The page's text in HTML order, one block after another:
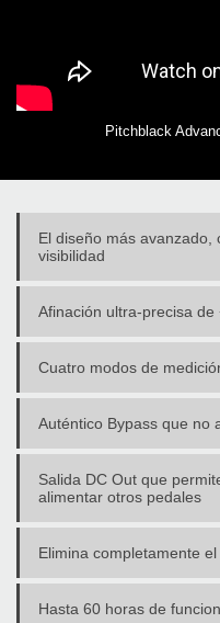
Pitchblack
El diseño más avanzado,
visibilidad
Afinación ultra-precisa
Cuatro modos de
Auténtico Bypass que no
Salida DC Out que
alimentar otros pedales
Elimina completamente
Hasta 60 horas de